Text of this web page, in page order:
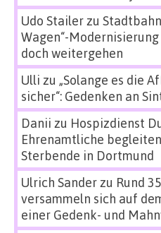
Udo Stailerzu
Wagen“-
doch weitergehen
Ulli zu „Solange es die
sicher“: Gedenken an
Danii zu Hospizdienst
Ehrenamtliche
Sterbende in Dortmund
Ulrich Sanderzu Rund
versammeln sich auf
einer Gedenk- und